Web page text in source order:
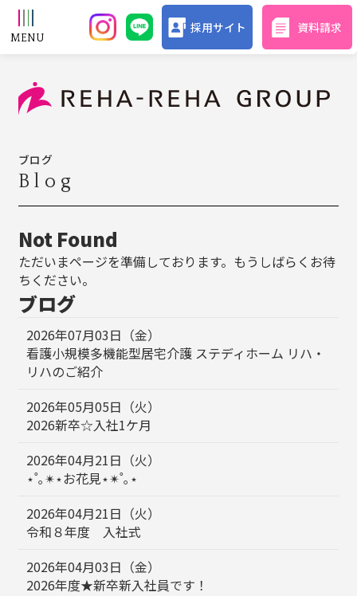
採用サイト 資料請求
ブログ
Blog
Not Found
ただいまページを準備しております。もうしばらくお待
ちください。
ブログ
2026年07月03日（金）
看護小規模多機能型居宅介護 ステディホーム リハ・
リハのご紹介
2026年05月05日（火）
2026新卒☆入社1ケ月
2026年04月21日（火）
⋆˚｡✴︎⋆お花見⋆✴︎˚｡⋆
2026年04月21日（火）
令和８年度 入社式
2026年04月03日（金）
2026年度★新卒新入社員です！